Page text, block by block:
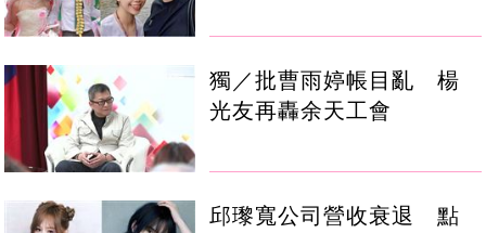
獨／批曹雨婷帳目亂 楊
光友再轟余天工會
邱瓈寬公司營收衰退 點